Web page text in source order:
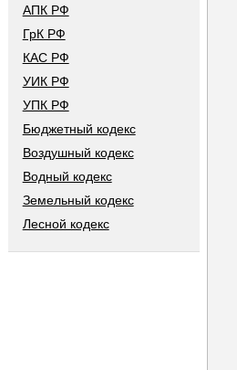
АПК РФ
ГрК РФ
КАС РФ
УИК РФ
УПК РФ
Бюджетный кодекс
Воздушный кодекс
Водный кодекс
Земельный кодекс
Лесной кодекс